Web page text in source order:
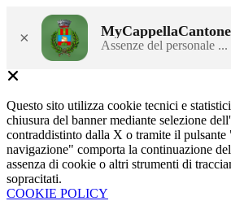
× MyCappellaCantone
Assenze del personale ...
Questo sito utilizza cookie tecnici e
chiusura del banner mediante selezione
contraddistinto dalla X o tramite il pulsante
navigazione" comporta la continuazione
assenza di cookie o altri strumenti di
sopracitati.
COOKIE POLICY